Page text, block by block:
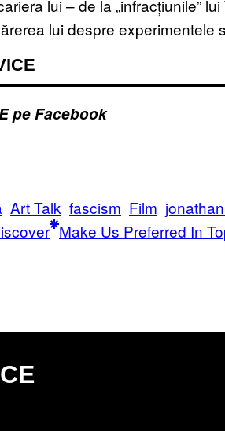
lui – de la „infracțiunile”
lui despre experimentele
pe Facebook
Art Talk fascism Film
Make Us Preferred In